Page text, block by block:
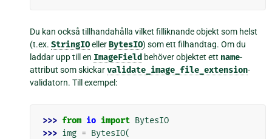
Du kan också tillhandahålla vilket filliknande objekt som helst
(t.ex.StringIOellerBytesIO) som ett filhandtag. Om du
laddar upp till en ImageField behöver objektet ett name-
attribut som skickarvalidate_image_file_extension-
validatorn. Till exempel:
>>> from io import BytesIO
>>> img = BytesIO(